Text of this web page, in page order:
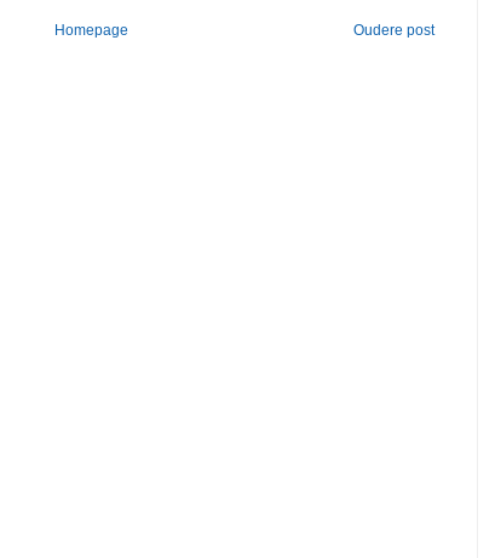
Oudere post
Homepage